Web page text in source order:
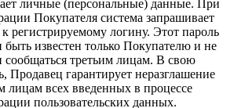
личные (персональные) данные. При
Покупателя система запрашивает
к регистрируемому логину. Этот пароль
быть известен только Покупателю и не
сообщаться третьим лицам. В свою
Продавец гарантирует неразглашение
лицам всех введенных в процессе
пользовательских данных.